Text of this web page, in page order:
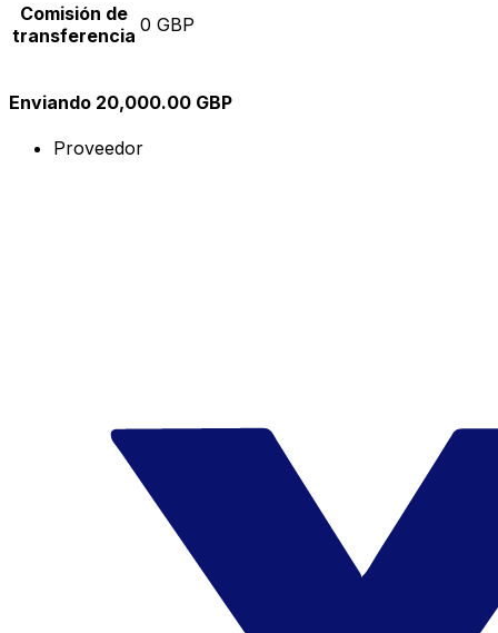
Comisión de
transferencia 0 GBP
Enviando 20,000.00 GBP
Proveedor